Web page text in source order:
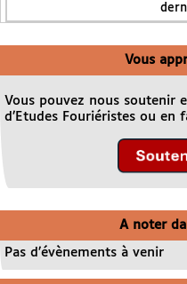
Vous
Vous pouvez nous soutenir
d’Etudes Fouriéristes ou en
A noter
Pas d’évènements à venir